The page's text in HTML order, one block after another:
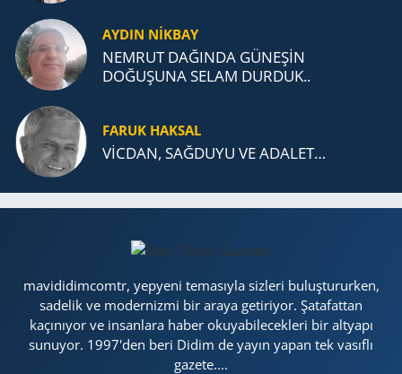
AYDIN NİKBAY
NEMRUT DAĞINDA GÜNEŞİN
DOĞUŞUNA SELAM DURDUK..
FARUK HAKSAL
VİCDAN, SAĞ­DU­YU VE ADA­LET…
mavididimcomtr, yepyeni temasıyla sizleri buluştururken,
sadelik ve modernizmi bir araya getiriyor. Şatafattan
kaçınıyor ve insanlara haber okuyabilecekleri bir altyapı
sunuyor. 1997'den beri Didim de yayın yapan tek vasıflı
gazete....